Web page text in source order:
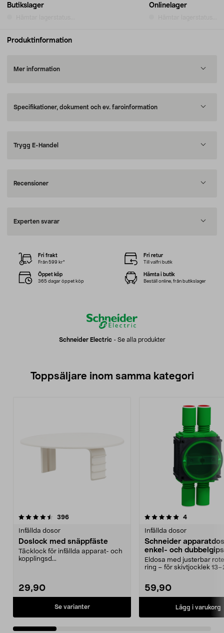
Butikslager Onlinelager
Produktinformation
Mer information
Specifikationer, dokument och ev. faroinformation
Trygg E-Handel
Recensioner
Experten svarar
Schneider Electric- Se alla produkter
Fri frakt
Från 599 kr*
Fri retur
Till valfri butik
Öppet köp
365 dagar öppet köp
Hämta i butik
Beställ online, från butikslager
Toppsäljare inom samma kategori
396recensioner
Infällda dosor
Doslock med snäppfäste
Täcklock för infällda apparat- och
kopplingsd...
29,90
Se varianter
5.0 av 5 stjärnor 4recensioner
Infällda dosor
Schneider
enkel- och
Eldosa med justerbar
ring – för skivtjocklek
59,90
Lägg i varukorg
4.5 av 5 stjärnor